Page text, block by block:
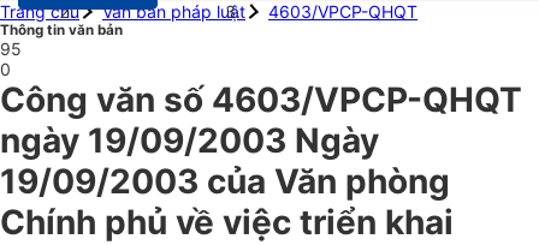
Trang chủ
Văn bản pháp luật 4603/VPCP-QHQT
Thông tin văn bản
95
0
Công văn số 4603/VPCP-QHQT
ngày 19/09/2003 Ngày
19/09/2003 của Văn phòng
Chính phủ về việc triển khai